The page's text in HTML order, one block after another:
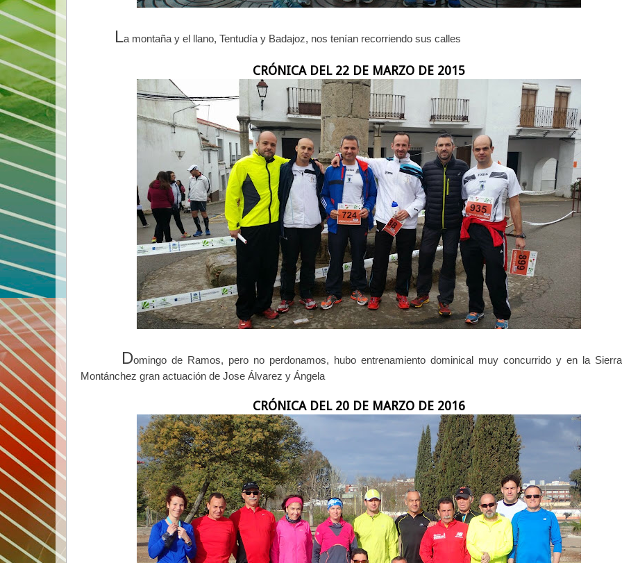
La montaña y el llano, Tentudía y Badajoz, nos tenían recorriendo sus calles
CRÓNICA DEL 22 DE MARZO DE 2015
Domingo de Ramos, pero no perdonamos, hubo entrenamiento dominical muy concurrido y en la
Montánchez gran actuación de Jose Álvarez y Ángela
CRÓNICA DEL 20 DE MARZO DE 2016